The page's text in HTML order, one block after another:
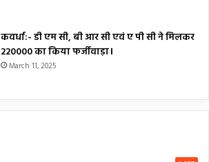
कवर्धा:- डी एम सी, बी आर सी एवं ए पी सी ने मिलकर
₹220000 का किया फर्जीवाड़ा।
March 11, 2025